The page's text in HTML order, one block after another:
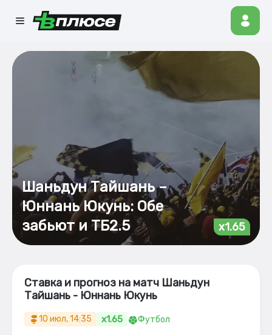
Шаньдун Тайшань –
Юннань Юкунь: Обе
забьют и ТБ2.5
x1.65
Ставка и прогноз на матч Шаньдун
Тайшань - Юннань Юкунь
10 июл, 14:35 x1.65 Футбол